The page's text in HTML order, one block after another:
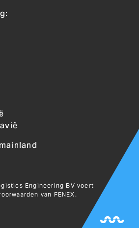
Engineering BV voert
van FENEX.